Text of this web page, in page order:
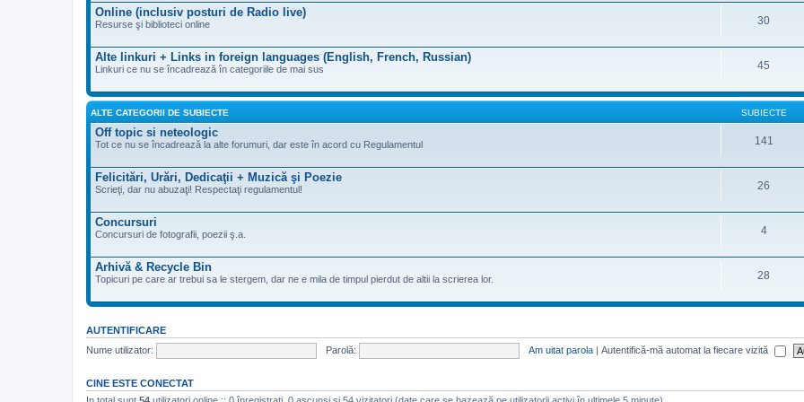
Online (inclusiv posturi de Radio live)
Resurse şi biblioteci online 30
Alte linkuri + Links in foreign languages (English, French, Russian)
Linkuri ce nu se încadrează în categoriile de mai sus 45
ALTE CATEGORII DE SUBIECTE SUBIECTE
Off topic si neteologic
Tot ce nu se încadrează la alte forumuri, dar este în acord cu Regulamentul 141
Felicitări, Urări, Dedicaţii + Muzică şi Poezie
Scrieţi, dar nu abuzaţi! Respectaţi regulamentul! 26
Concursuri
Concursuri de fotografii, poezii ş.a. 4
Arhivă & Recycle Bin
Topicuri pe care ar trebui sa le stergem, dar ne e mila de timpul pierdut de altii la scrierea lor. 28
AUTENTIFICARE
Nume utilizator:
Parolă: Am uitat parola | Autentifică-mă automat la fiecare vizită
CINE ESTE CONECTAT
In total sunt 54 utilizatori online :: 0 înregistrați, 0 ascunși și 54 vizitatori (date care se bazează pe utilizatorii activi în ultimele 5 minute)